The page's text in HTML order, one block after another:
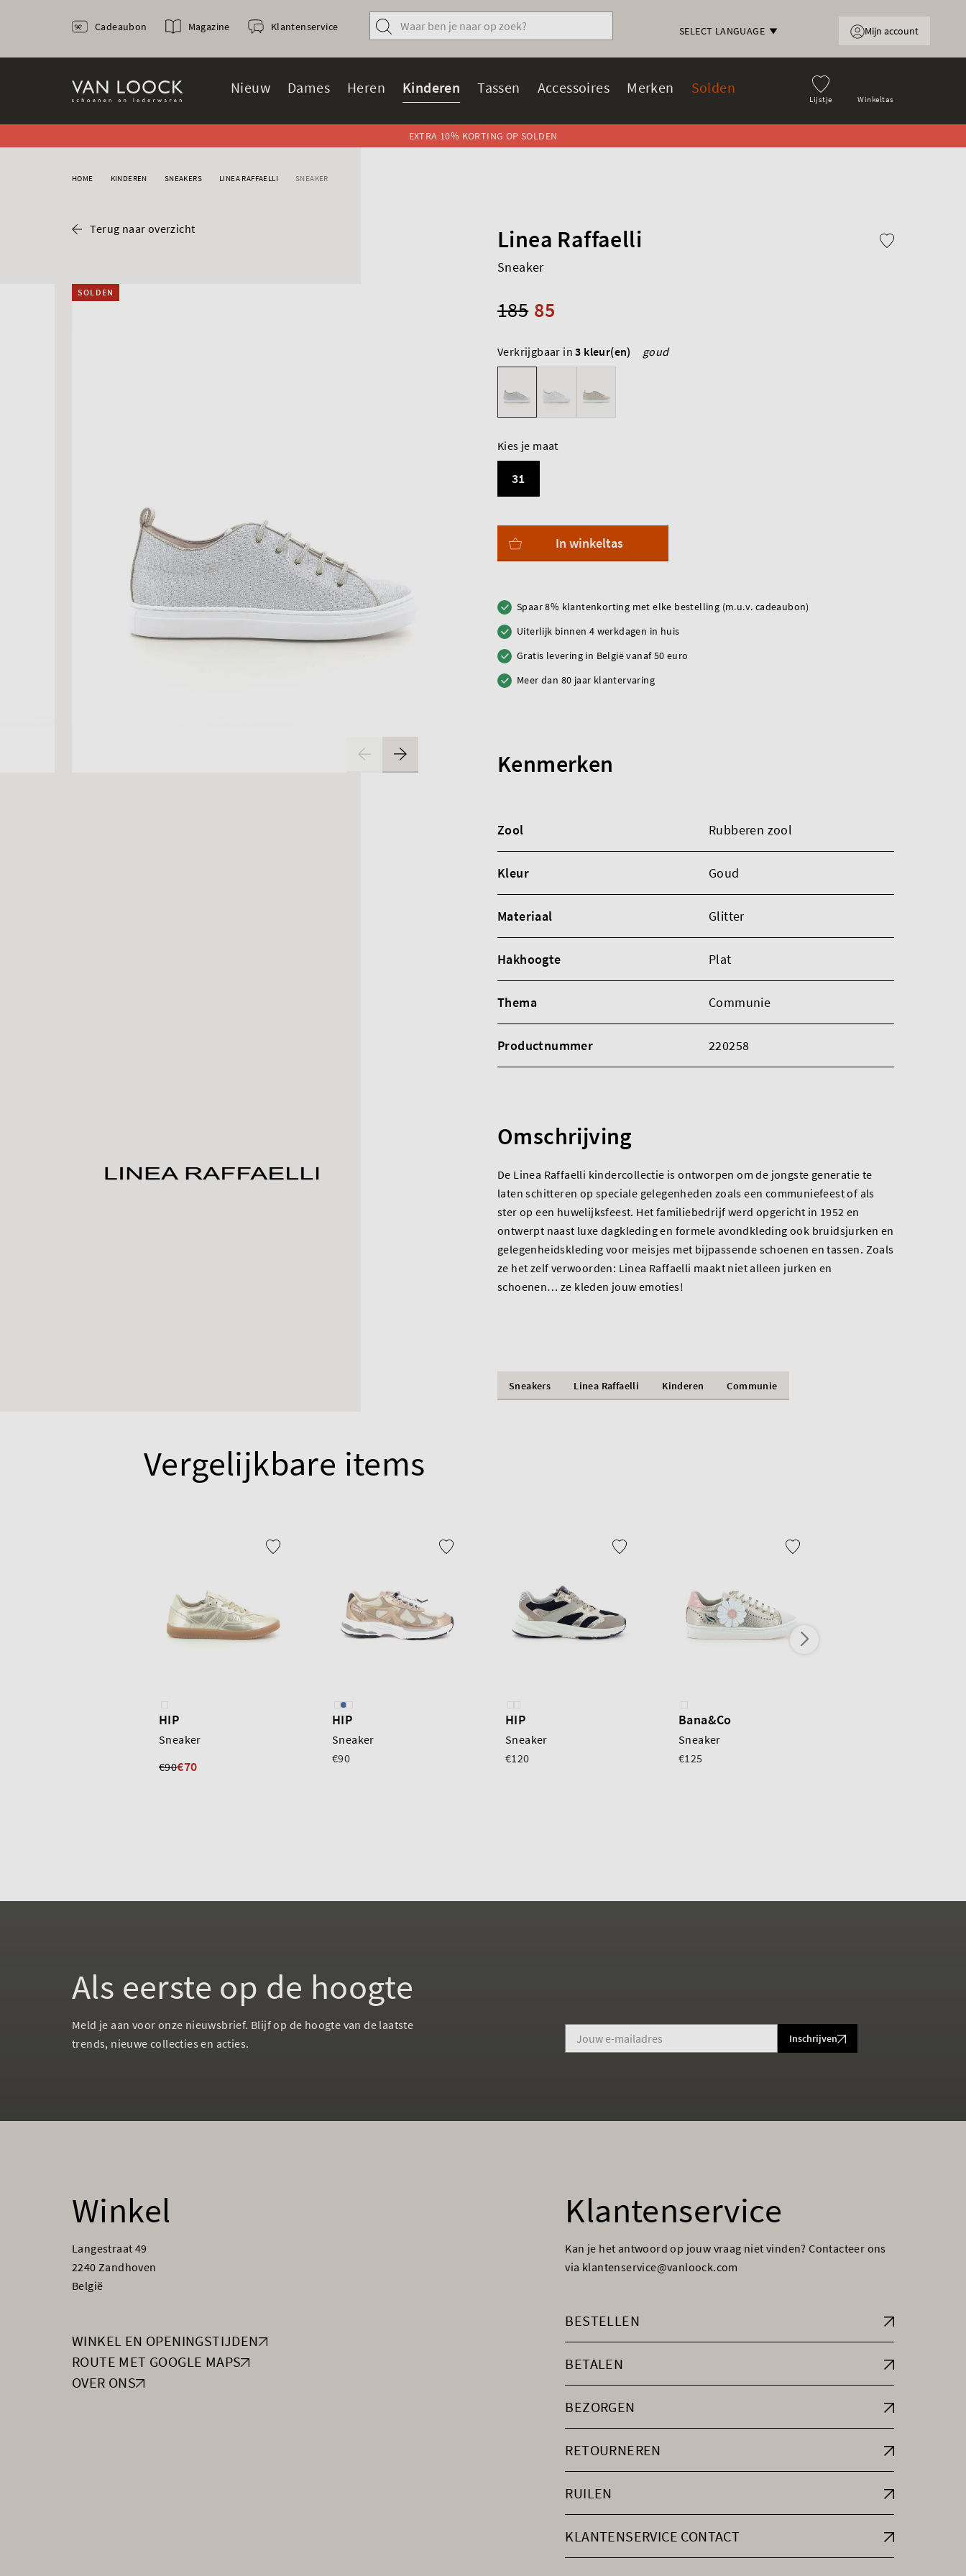
SELECT LANGUAGE
Lijstje Winkeltas
Nieuw Dames Heren Kinderen Tassen Accessoires Merken Solden
Cadeaubon Magazine Klantenservice Mijn account
EXTRA 10% KORTING OP SOLDEN
HOME KINDEREN SNEAKERS LINEA RAFFAELLI SNEAKER
Terug naar overzicht
SOLDEN
Linea Raffaelli
Sneaker
85
185
Verkrijgbaar in3 kleur(en) goud
Kies je maat
31
In winkeltas
Spaar 8% klantenkorting met elke bestelling (m.u.v. cadeaubon)
Uiterlijk binnen 4 werkdagen in huis
Gratis levering in België vanaf 50 euro
Meer dan 80 jaar klantervaring
Kenmerken
Zool Rubberen zool
Kleur Goud
Materiaal Glitter
Hakhoogte Plat
Thema Communie
Productnummer 220258
Omschrijving
De Linea Raffaelli kindercollectie is ontworpen om de jongste generatie te
laten schitteren op speciale gelegenheden zoals een communiefeest of als
ster op een huwelijksfeest. Het familiebedrijf werd opgericht in 1952 en
ontwerpt naast luxe dagkleding en formele avondkleding ook bruidsjurken en
gelegenheidskleding voor meisjes met bijpassende schoenen en tassen. Zoals
ze het zelf verwoorden: Linea Raffaelli maakt niet alleen jurken en
schoenen… ze kleden jouw emoties!
Sneakers Linea Raffaelli Kinderen Communie
Vergelijkbare items
HIP
Sneaker
€90€70
HIP
Sneaker
€90
HIP
Sneaker
€120
Bana&Co
Sneaker
€125
Als eerste op de hoogte
Meld je aan voor onze nieuwsbrief. Blijf op de hoogte van de laatste
trends, nieuwe collecties en acties.
Inschrijven
Winkel
Langestraat 49
2240 Zandhoven
België
WINKEL EN OPENINGSTIJDEN
ROUTE MET GOOGLE MAPS
OVER ONS
Klantenservice
Kan je het antwoord op jouw vraag niet vinden? Contacteer ons
via klantenservice@vanloock.com
BESTELLEN
BETALEN
BEZORGEN
RETOURNEREN
RUILEN
KLANTENSERVICE CONTACT